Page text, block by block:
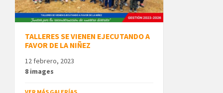
TALLERES SE VIENEN EJECUTANDO A
FAVOR DE LA NIÑEZ
12 febrero, 2023
8 images